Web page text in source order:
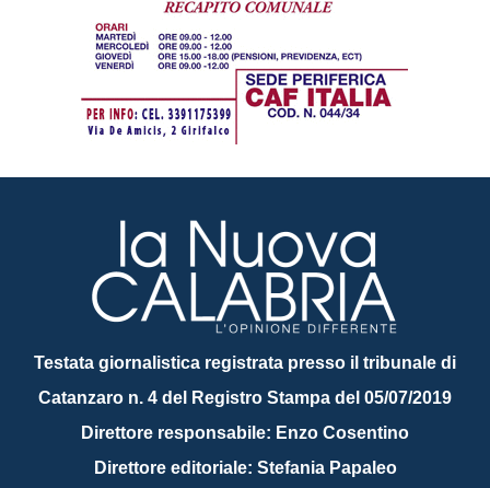
Testata giornalistica registrata presso il tribunale di
Catanzaro n. 4 del Registro Stampa del 05/07/2019
Direttore responsabile: Enzo Cosentino
Direttore editoriale: Stefania Papaleo